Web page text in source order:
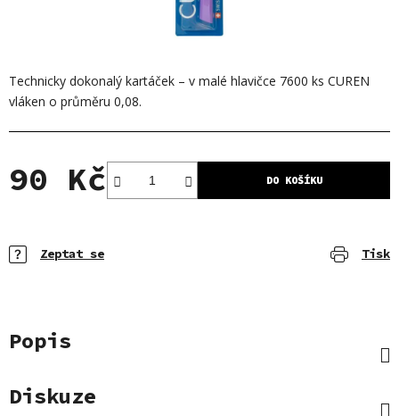
Technicky dokonalý kartáček – v malé hlavičce 7600 ks CUREN
vláken o průměru 0,08.
90 Kč DO KOŠÍKU
Tisk
Zeptat se
Popis
Diskuze